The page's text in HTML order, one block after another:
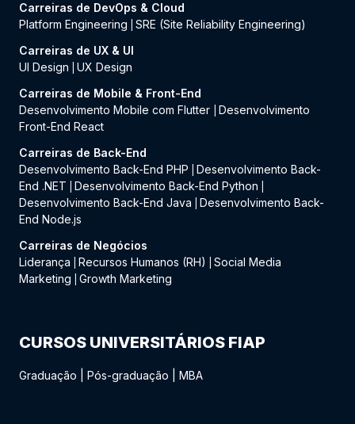
Carreiras de DevOps & Cloud
Platform Engineering
SRE (Site Reliability Engineering)
Carreiras de UX & UI
UI Design
UX Design
Carreiras de Mobile & Front-End
Desenvolvimento Mobile com Flutter
Desenvolvimento
Front-End React
Carreiras de Back-End
Desenvolvimento Back-End PHP
Desenvolvimento Back-
End .NET
Desenvolvimento Back-End Python
Desenvolvimento Back-End Java
Desenvolvimento Back-
End Node.js
Carreiras de Negócios
Liderança
Recursos Humanos (RH)
Social Media
Marketing
Growth Marketing
CURSOS UNIVERSITÁRIOS FIAP
Graduação Pós-graduação MBA